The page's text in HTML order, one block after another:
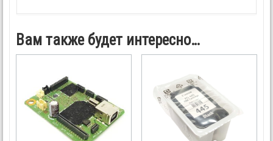
Вам также будет интересно…